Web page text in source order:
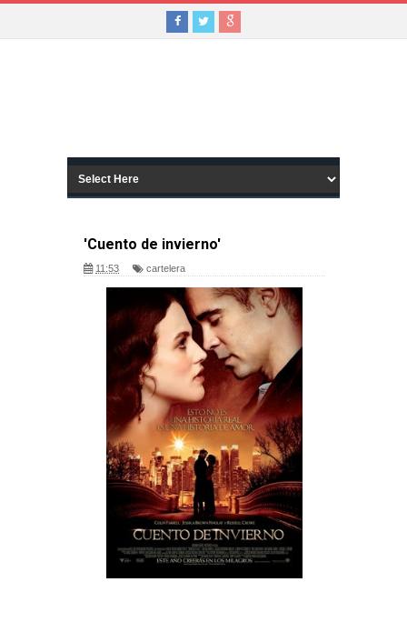
'Cuento de invierno'
11:53 cartelera